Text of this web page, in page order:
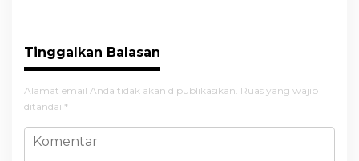
Tinggalkan Balasan
Alamat email Anda tidak akan dipublikasikan. Ruas yang wajib
ditandai *